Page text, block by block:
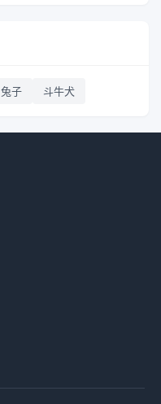
兔子 斗牛犬